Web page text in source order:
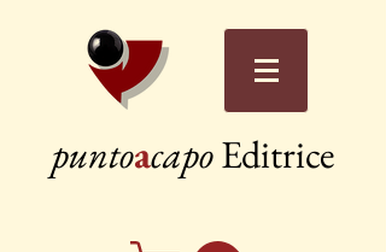
puntoacapoEditrice